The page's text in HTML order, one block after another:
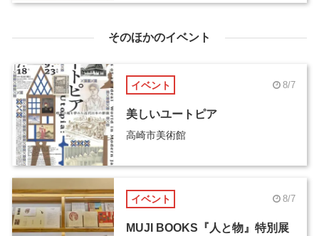
そのほかのイベント
イベント 8/7
美しいユートピア
高崎市美術館
イベント 8/7
MUJI BOOKS『人と物』特別展